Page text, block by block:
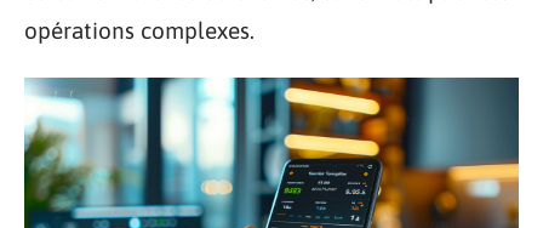
opérations complexes.